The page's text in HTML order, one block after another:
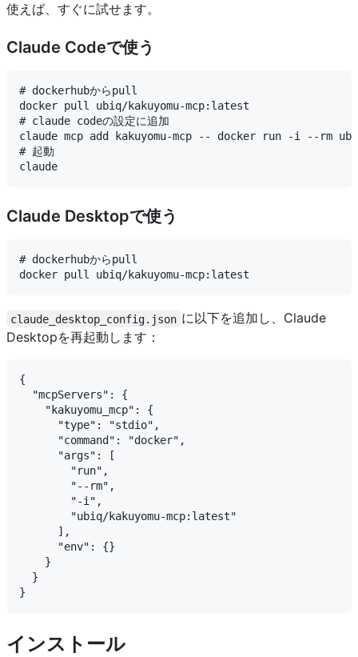
使えば、すぐに試せます。
Claude Codeで使う
# dockerhubからpull
docker pull ubiq/kakuyomu-mcp:latest
# claude codeの設定に追加
claude mcp add kakuyomu-mcp -- docker run -i --rm
# 起動
Claude Desktopで使う
# dockerhubからpull
claude_desktop_config.json に以下を追加し、Claude
Desktopを再起動します：
{
  "mcpServers": {
    "kakuyomu_mcp": {
      "type": "stdio",
      "command": "docker",
      "args": [
        "run",
        "--rm",
        "-i",
        "ubiq/kakuyomu-mcp:latest"
      ],
      "env": {}
    }
  }
インストール